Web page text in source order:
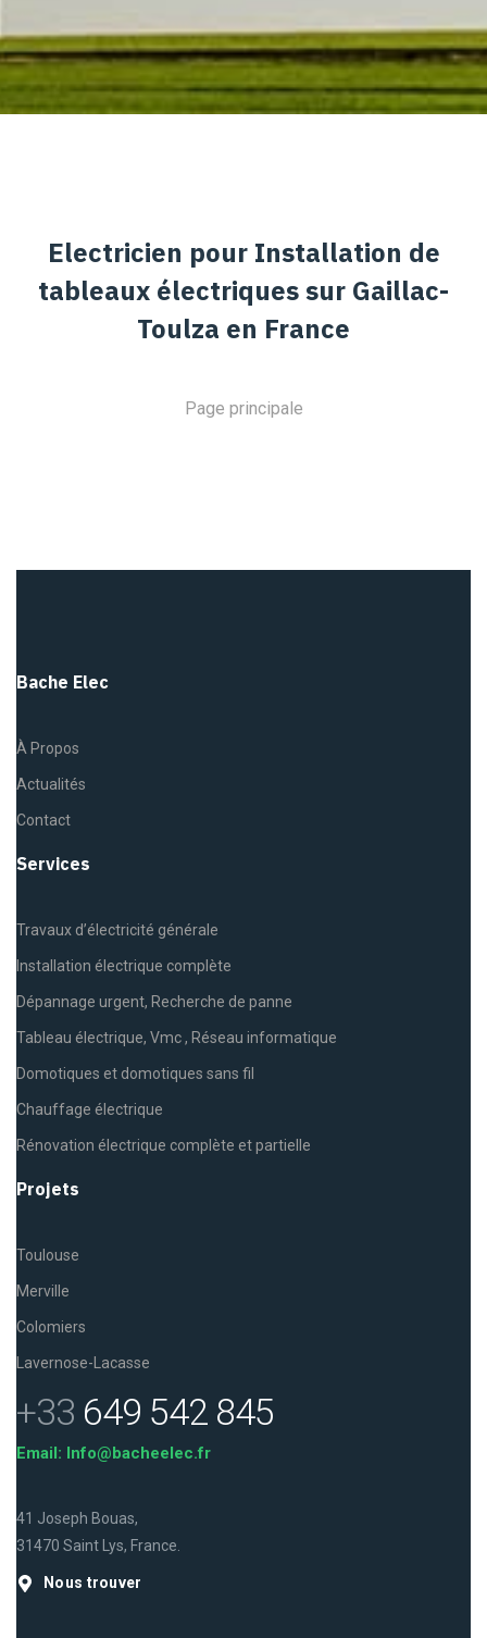
Electricien pour Installation de
tableaux électriques sur Gaillac-
Toulza en France
Page principale
Bache Elec
À Propos
Actualités
Contact
Services
Travaux d’électricité générale
Installation électrique complète
Dépannage urgent, Recherche de panne
Tableau électrique, Vmc , Réseau informatique
Domotiques et domotiques sans fil
Chauffage électrique
Rénovation électrique complète et partielle
Projets
Toulouse
Merville
Colomiers
Lavernose-Lacasse
+33 649 542 845
Email: Info@bacheelec.fr
41 Joseph Bouas,
31470 Saint Lys, France.
Nous trouver